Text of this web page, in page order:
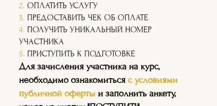
2. ОПЛАТИТЬ УСЛУГУ
3. ПРЕДОСТАВИТЬ ЧЕК ОБ ОПЛАТЕ
4. ПОЛУЧИТЬ УНИКАЛЬНЫЙ НОМЕР
УЧАСТНИКА
5. ПРИСТУПИТЬ К ПОДГОТОВКЕ
Для зачисления участника на курс,
необходимо ознакомиться с условиями
публичной оферты и заполнить анкету,